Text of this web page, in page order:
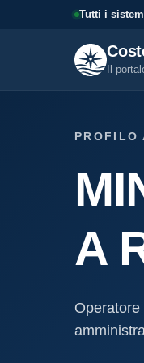
Tutti i
Il
PROFILO
A
Operatore